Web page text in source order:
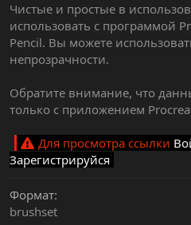
Чистые и простые в
использовать с программой
Pencil. Вы можете
непрозрачности.
Обратите внимание, что
только с приложением
Для просмотра ссылки
Зарегистрируйся
Формат
brushset